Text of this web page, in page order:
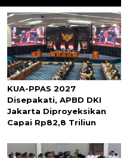
KUA-PPAS 2027
Disepakati, APBD DKI
Jakarta Diproyeksikan
Capai Rp82,8 Triliun